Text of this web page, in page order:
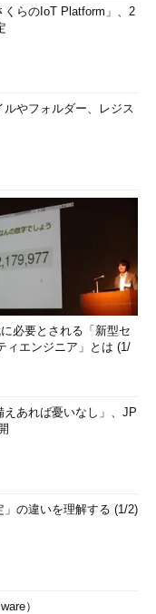
らのIoT Platform」、2
やフォルダー、レジス
に必要とされる「新型セ
ィエンジニア」とは (1/
あれば憂いなし」、JP
」の違いを理解する (1/2)
）